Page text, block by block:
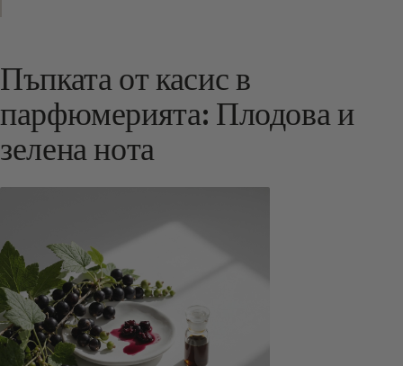
Пъпката от касис в
парфюмерията: Плодова и
зелена нота